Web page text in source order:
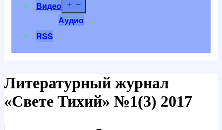
Видео
Аудио
RSS
Литературный журнал
«Свете Тихий» №1(3) 2017